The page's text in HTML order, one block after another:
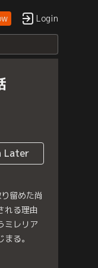
Login
Later
留めた尚
れる理由
ミレリア
る。